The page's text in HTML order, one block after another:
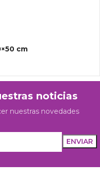
cm
noticias
nuestras novedades